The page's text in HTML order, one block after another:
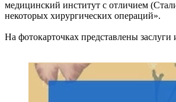
медицинский институт с отличием
некоторых хирургических операций».
На фотокарточках представлены